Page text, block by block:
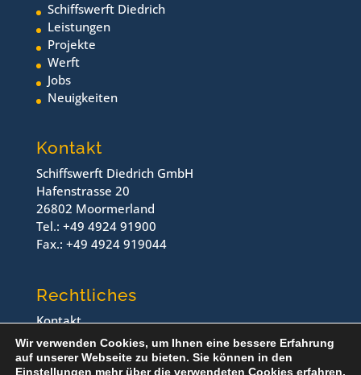
Schiffswerft Diedrich
Leistungen
Projekte
Werft
Jobs
Neuigkeiten
Kontakt
Schiffswerft Diedrich GmbH
Hafenstrasse 20
26802 Moormerland
Tel.: +49 4924 91900
Fax.: +49 4924 919044
Rechtliches
Kontakt
Impressum
Datenschutz
Wir verwenden Cookies, um Ihnen eine bessere Erfahrung
auf unserer Webseite zu bieten. Sie können in den
Einstellungen mehr über die verwendeten Cookies erfahren.